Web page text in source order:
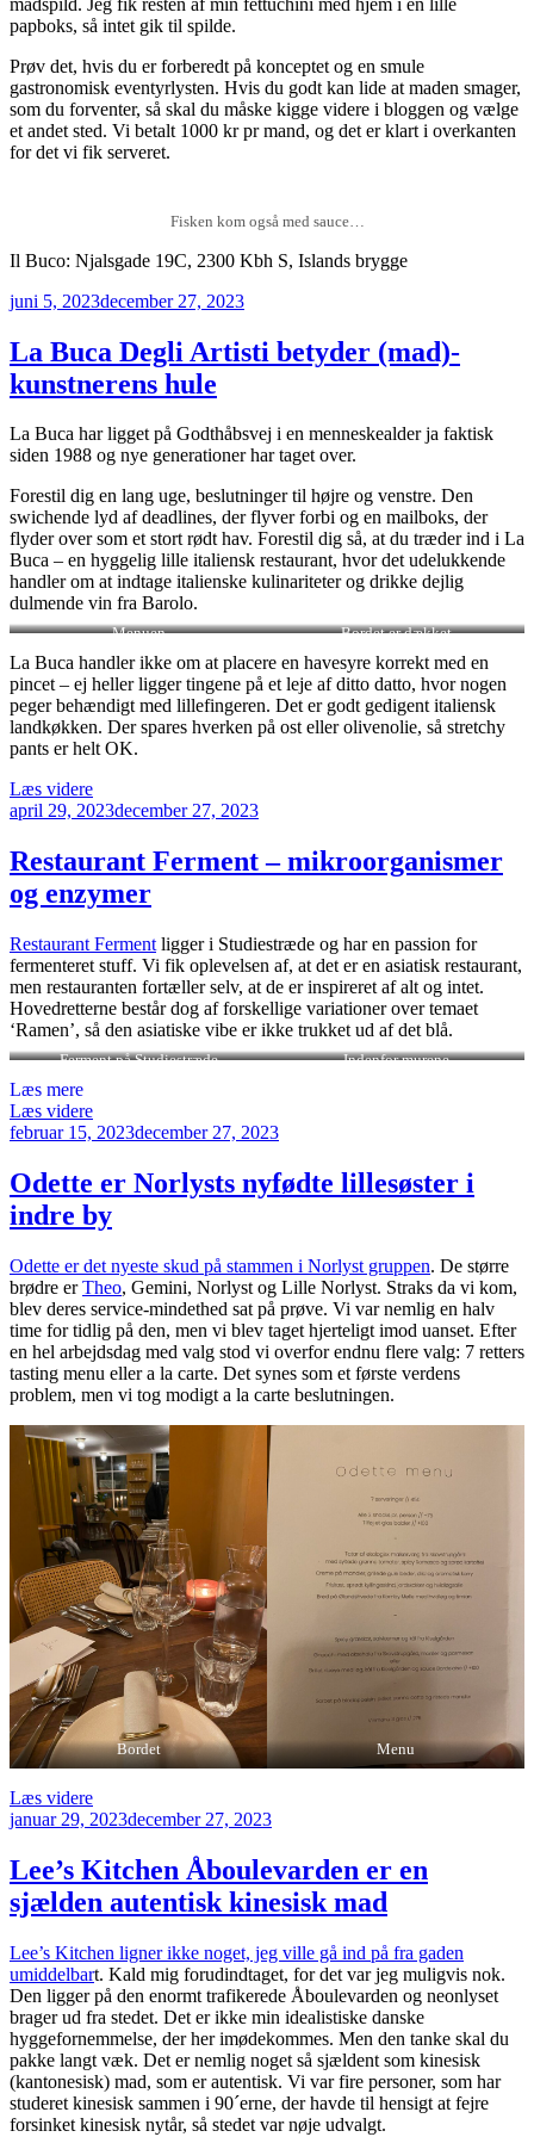
madspild. Jeg fik resten af min fettuchini med hjem i en lille
papboks, så intet gik til spilde.
Prøv det, hvis du er forberedt på konceptet og en smule
gastronomisk eventyrlysten. Hvis du godt kan lide at maden smager,
som du forventer, så skal du måske kigge videre i bloggen og vælge
et andet sted. Vi betalt 1000 kr pr mand, og det er klart i overkanten
for det vi fik serveret.
Fisken kom også med sauce…
Il Buco: Njalsgade 19C, 2300 Kbh S, Islands brygge
Udgivet
juni 5, 2023december 27, 2023
La Buca Degli Artisti betyder (mad)-
kunstnerens hule
La Buca har ligget på Godthåbsvej i en menneskealder ja faktisk
siden 1988 og nye generationer har taget over.
Forestil dig en lang uge, beslutninger til højre og venstre. Den
swichende lyd af deadlines, der flyver forbi og en mailboks, der
flyder over som et stort rødt hav. Forestil dig så, at du træder ind i La
Buca – en hyggelig lille italiensk restaurant, hvor det udelukkende
handler om at indtage italienske kulinariteter og drikke dejlig
dulmende vin fra Barolo.
Menuen Bordet er dækket
La Buca handler ikke om at placere en havesyre korrekt med en
pincet – ej heller ligger tingene på et leje af ditto datto, hvor nogen
peger behændigt med lillefingeren. Det er godt gedigent italiensk
landkøkken. Der spares hverken på ost eller olivenolie, så stretchy
pants er helt OK.
Læs videre“La
Buca
Artisti
betyder
(mad)-
hule”
Udgivet
april 29, 2023december 27, 2023
Restaurant Ferment – mikroorganismer
og enzymer
Restaurant Ferment ligger i Studiestræde og har en passion for
fermenteret stuff. Vi fik oplevelsen af, at det er en asiatisk restaurant,
men restauranten fortæller selv, at de er inspireret af alt og intet.
Hovedretterne består dog af forskellige variationer over temaet
‘Ramen’, så den asiatiske vibe er ikke trukket ud af det blå.
Ferment på Studiestræde Indenfor murene
Læs mere
Læs videre“Restaurant
Ferment
mikroorganismer
og
enzymer”
Udgivet
februar 15, 2023december 27, 2023
Odette er Norlysts nyfødte lillesøster i
indre by
Odette er det nyeste skud på stammen i Norlyst gruppen. De større
brødre erTheo, Gemini, Norlyst og Lille Norlyst. Straks da vi kom,
blev deres service-mindethed sat på prøve. Vi var nemlig en halv
time for tidlig på den, men vi blev taget hjerteligt imod uanset. Efter
en hel arbejdsdag med valg stod vi overfor endnu flere valg: 7 retters
tasting menu eller a la carte. Det synes som et første verdens
problem, men vi tog modigt a la carte beslutningen.
Bordet Menu
Læs videre“Odette
er
nyfødte
lillesøster
i
by”
Udgivet
januar 29, 2023december 27, 2023
Lee’s Kitchen Åboulevarden er en
sjælden autentisk kinesisk mad
Lee’s Kitchen ligner ikke noget, jeg ville gå ind på fra gaden
umiddelbart. Kald mig forudindtaget, for det var jeg muligvis nok.
Den ligger på den enormt trafikerede Åboulevarden og neonlyset
brager ud fra stedet. Det er ikke min idealistiske danske
hyggefornemmelse, der her imødekommes. Men den tanke skal du
pakke langt væk. Det er nemlig noget så sjældent som kinesisk
(kantonesisk) mad, som er autentisk. Vi var fire personer, som har
studeret kinesisk sammen i 90´erne, der havde til hensigt at fejre
forsinket kinesisk nytår, så stedet var nøje udvalgt.